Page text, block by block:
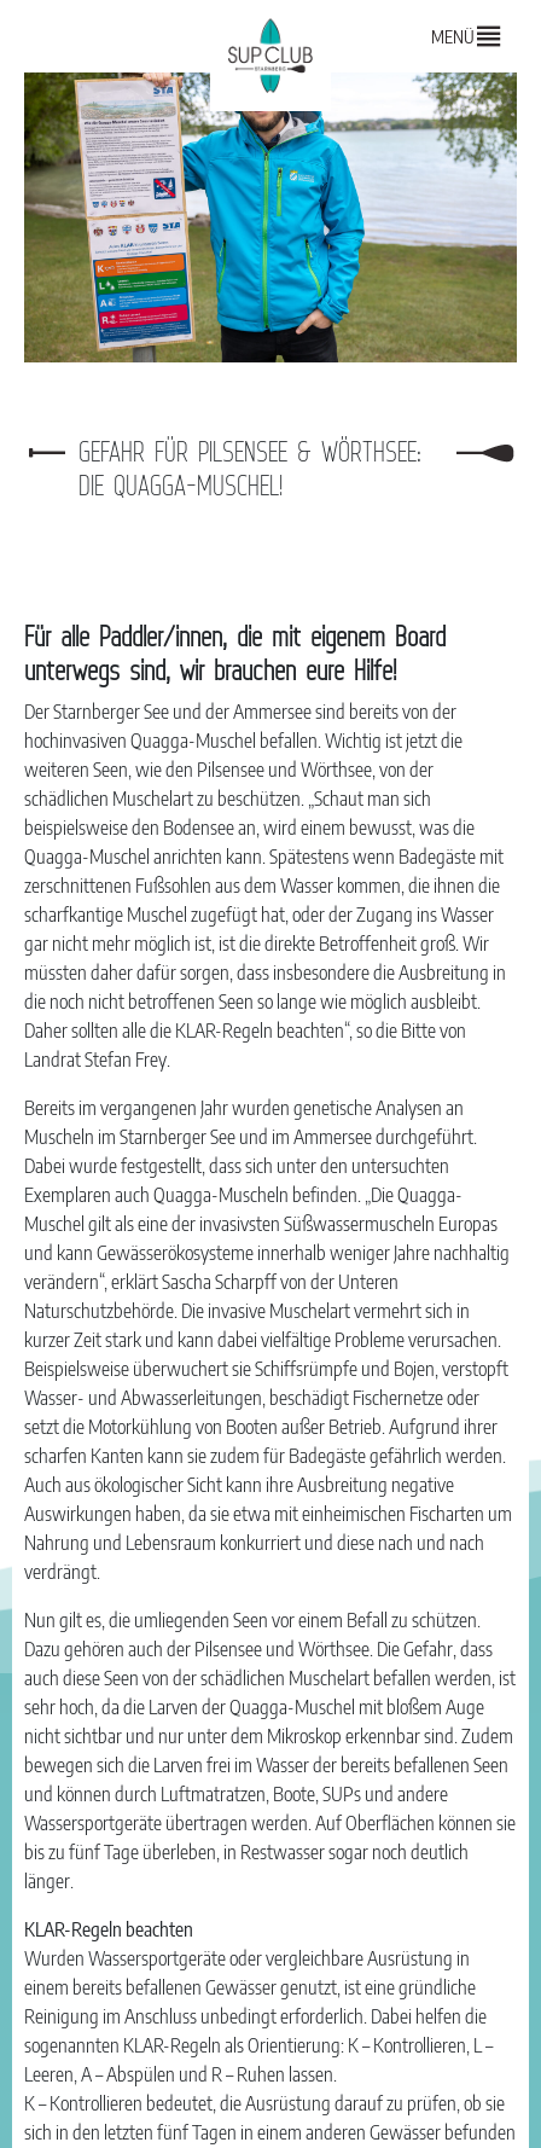
MENÜ
GEFAHR FÜR PILSENSEE & WÖRTHSEE:
DIE QUAGGA-MUSCHEL!
Für alle Paddler/innen, die mit eigenem Board
unterwegs sind, wir brauchen eure Hilfe!
Der Starnberger See und der Ammersee sind bereits von der
hochinvasiven Quagga-Muschel befallen. Wichtig ist jetzt die
weiteren Seen, wie den Pilsensee und Wörthsee, von der
schädlichen Muschelart zu beschützen. „Schaut man sich
beispielsweise den Bodensee an, wird einem bewusst, was die
Quagga-Muschel anrichten kann. Spätestens wenn Badegäste mit
zerschnittenen Fußsohlen aus dem Wasser kommen, die ihnen die
scharfkantige Muschel zugefügt hat, oder der Zugang ins Wasser
gar nicht mehr möglich ist, ist die direkte Betroffenheit groß. Wir
müssten daher dafür sorgen, dass insbesondere die Ausbreitung in
die noch nicht betroffenen Seen so lange wie möglich ausbleibt.
Daher sollten alle die KLAR-Regeln beachten“, so die Bitte von
Landrat Stefan Frey.
Bereits im vergangenen Jahr wurden genetische Analysen an
Muscheln im Starnberger See und im Ammersee durchgeführt.
Dabei wurde festgestellt, dass sich unter den untersuchten
Exemplaren auch Quagga-Muscheln befinden. „Die Quagga-
Muschel gilt als eine der invasivsten Süßwassermuscheln Europas
und kann Gewässerökosysteme innerhalb weniger Jahre nachhaltig
verändern“, erklärt Sascha Scharpff von der Unteren
Naturschutzbehörde. Die invasive Muschelart vermehrt sich in
kurzer Zeit stark und kann dabei vielfältige Probleme verursachen.
Beispielsweise überwuchert sie Schiffsrümpfe und Bojen, verstopft
Wasser- und Abwasserleitungen, beschädigt Fischernetze oder
setzt die Motorkühlung von Booten außer Betrieb. Aufgrund ihrer
scharfen Kanten kann sie zudem für Badegäste gefährlich werden.
Auch aus ökologischer Sicht kann ihre Ausbreitung negative
Auswirkungen haben, da sie etwa mit einheimischen Fischarten um
Nahrung und Lebensraum konkurriert und diese nach und nach
verdrängt.
Nun gilt es, die umliegenden Seen vor einem Befall zu schützen.
Dazu gehören auch der Pilsensee und Wörthsee. Die Gefahr, dass
auch diese Seen von der schädlichen Muschelart befallen werden, ist
sehr hoch, da die Larven der Quagga-Muschel mit bloßem Auge
nicht sichtbar und nur unter dem Mikroskop erkennbar sind. Zudem
bewegen sich die Larven frei im Wasser der bereits befallenen Seen
und können durch Luftmatratzen, Boote, SUPs und andere
Wassersportgeräte übertragen werden. Auf Oberflächen können sie
bis zu fünf Tage überleben, in Restwasser sogar noch deutlich
länger.
KLAR-Regeln beachten
Wurden Wassersportgeräte oder vergleichbare Ausrüstung in
einem bereits befallenen Gewässer genutzt, ist eine gründliche
Reinigung im Anschluss unbedingt erforderlich. Dabei helfen die
sogenannten KLAR-Regeln als Orientierung: K – Kontrollieren, L –
Leeren, A – Abspülen und R – Ruhen lassen.
K – Kontrollieren bedeutet, die Ausrüstung darauf zu prüfen, ob sie
sich in den letzten fünf Tagen in einem anderen Gewässer befunden